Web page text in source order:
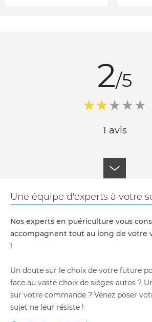
2/5
1 avis
Une équipe d'experts à votre
Nos experts en puériculture vous
accompagnent tout au long de votre
!
Un doute sur le choix de votre future
face au vaste choix de sièges-autos ?
sur votre commande ? Venez poser
sujet ne leur résiste !